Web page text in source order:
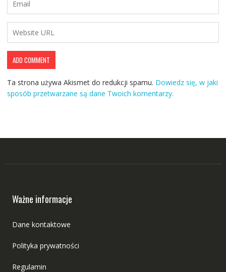
Ta strona używa Akismet do redukcji spamu. Dowiedz się, w jaki
sposób przetwarzane są dane Twoich komentarzy.
Ważne informacje
Dane kontaktowe
Polityka prywatności
Regulamin